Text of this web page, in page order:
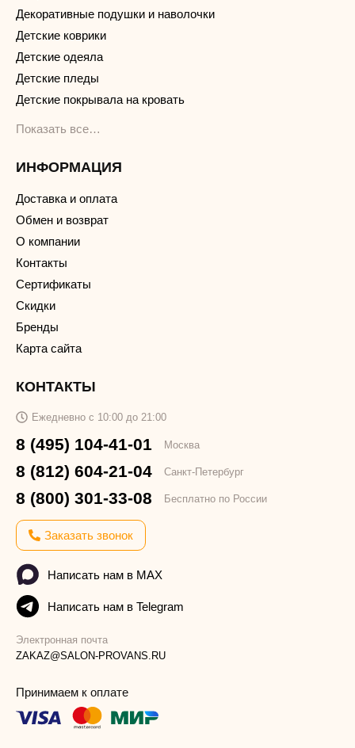
Декоративные подушки и наволочки
Детские коврики
Детские одеяла
Детские пледы
Детские покрывала на кровать
Показать все…
ИНФОРМАЦИЯ
Доставка и оплата
Обмен и возврат
О компании
Контакты
Сертификаты
Скидки
Бренды
Карта сайта
КОНТАКТЫ
Ежедневно с 10:00 до 21:00
8 (495) 104-41-01 Москва
8 (812) 604-21-04 Санкт-Петербург
8 (800) 301-33-08 Бесплатно по России
Заказать звонок
Написать нам в MAX
Написать нам в Telegram
Электронная почта
ZAKAZ@SALON-PROVANS.RU
Принимаем к оплате